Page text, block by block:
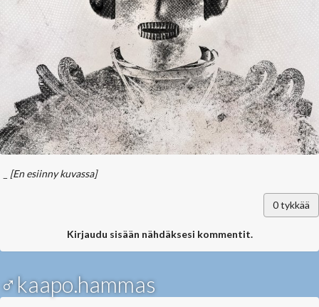
[En esiinny kuvassa]
0tykkää
Kirjaudu sisään nähdäksesi kommentit.
♂kaapo.hammas